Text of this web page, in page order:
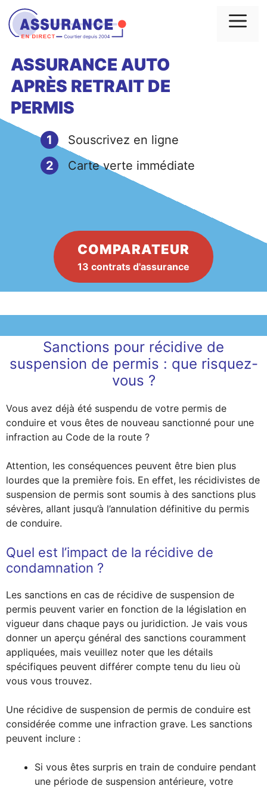
Aller
au
contenu
ASSURANCE AUTO
APRÈS RETRAIT DE
PERMIS
1
Souscrivez en ligne
2
Carte verte immédiate
COMPARATEUR
13 contrats d'assurance
Sanctions pour récidive de
suspension de permis : que risquez-
vous ?
Vous avez déjà été suspendu de votre permis de
conduire et vous êtes de nouveau sanctionné pour une
infraction au Code de la route ?
Attention, les conséquences peuvent être bien plus
lourdes que la première fois. En effet, les récidivistes de
suspension de permis sont soumis à des sanctions plus
sévères, allant jusqu’à l’annulation définitive du permis
de conduire.
Quel est l’impact de la récidive de
condamnation ?
Les sanctions en cas de récidive de suspension de
permis peuvent varier en fonction de la législation en
vigueur dans chaque pays ou juridiction. Je vais vous
donner un aperçu général des sanctions couramment
appliquées, mais veuillez noter que les détails
spécifiques peuvent différer compte tenu du lieu où
vous vous trouvez.
Une récidive de suspension de permis de conduire est
considérée comme une infraction grave. Les sanctions
peuvent inclure :
Si vous êtes surpris en train de conduire pendant
une période de suspension antérieure, votre